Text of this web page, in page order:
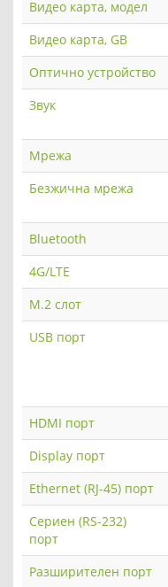
Видео карта, модел
Видео карта, GB
Оптично устройство
Звук
Мрежа
Безжична мрежа
Bluetooth
4G/LTE
M.2 слот
USB порт
HDMI порт
Display порт
Ethernet (RJ-45) порт
Сериен (RS-232)
порт
Разширителен порт